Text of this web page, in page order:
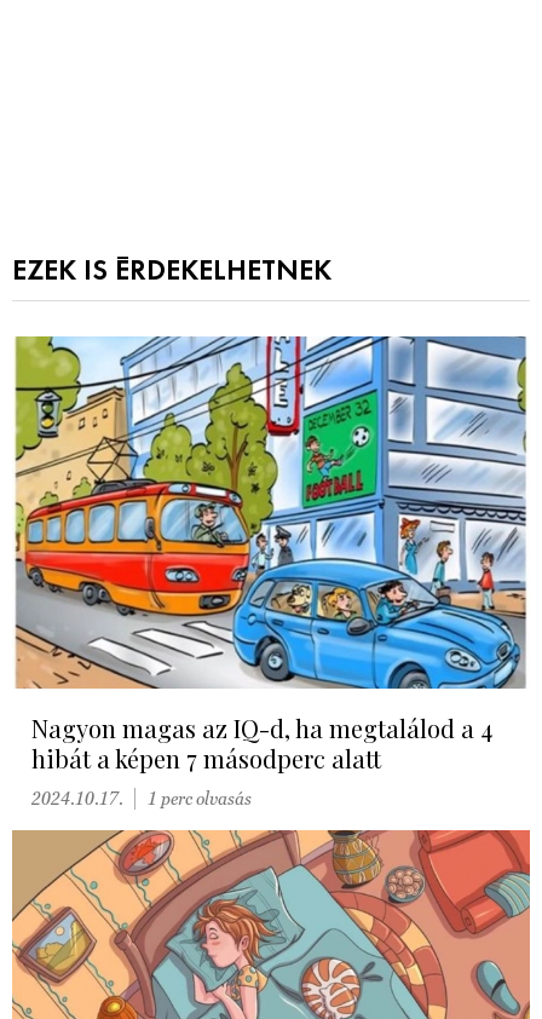
EZEK IS ÉRDEKELHETNEK
Nagyon magas az IQ-d, ha megtalálod a 4
hibát a képen 7 másodperc alatt
2024.10.17. 1 perc olvasás